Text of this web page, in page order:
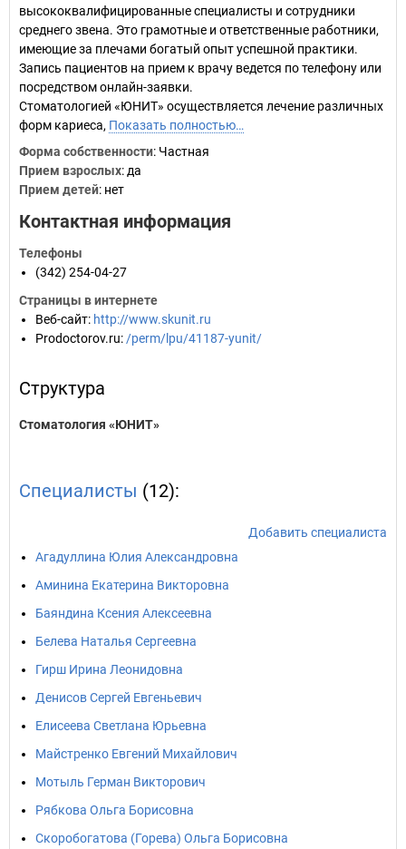
высококвалифицированные специалисты и сотрудники
среднего звена. Это грамотные и ответственные работники,
имеющие за плечами богатый опыт успешной практики.
Запись пациентов на прием к врачу ведется по телефону или
посредством онлайн-заявки.
Стоматологией «ЮНИТ» осуществляется лечение различных
форм кариеса, Показать полностью…
Форма собственности: Частная
Прием взрослых: да
Прием детей: нет
Контактная информация
Телефоны
(342) 254-04-27
Страницы в интернете
Веб-сайт: http://www.skunit.ru
Prodoctorov.ru: /perm/lpu/41187-yunit/
Структура
Стоматология «ЮНИТ»
Специалисты (12):
Добавить специалиста
Агадуллина Юлия Александровна
Аминина Екатерина Викторовна
Баяндина Ксения Алексеевна
Белева Наталья Сергеевна
Гирш Ирина Леонидовна
Денисов Сергей Евгеньевич
Елисеева Светлана Юрьевна
Майстренко Евгений Михайлович
Мотыль Герман Викторович
Рябкова Ольга Борисовна
Скоробогатова (Горева) Ольга Борисовна